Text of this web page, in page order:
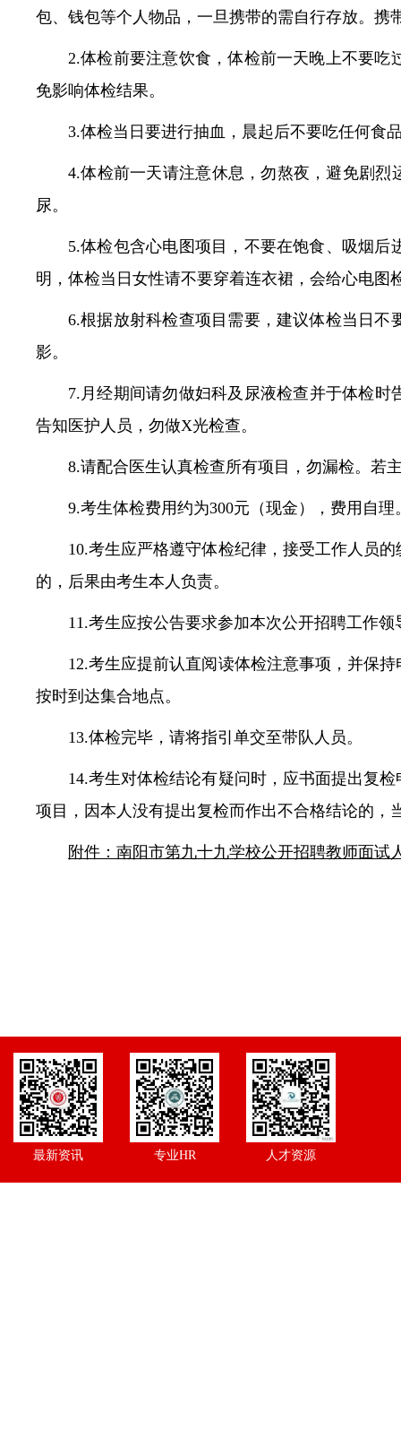
包、钱包等个人物品，一旦携带的需自行存放。
2.体检前要注意饮食，体检前一天晚上不要
免影响体检结果。
3.体检当日要进行抽血，晨起后不要吃任何食
4.体检前一天请注意休息，勿熬夜，避免剧
尿。
5.体检包含心电图项目，不要在饱食、吸烟
明，体检当日女性请不要穿着连衣裙，会给心电图
6.根据放射科检查项目需要，建议体检当日
影。
7.月经期间请勿做妇科及尿液检查并于体检
告知医护人员，勿做X光检查。
8.请配合医生认真检查所有项目，勿漏检。若
9.考生体检费用约为300元（现金），费用自
10.考生应严格遵守体检纪律，接受工作人员
的，后果由考生本人负责。
11.考生应按公告要求参加本次公开招聘工作
12.考生应提前认直阅读体检注意事项，并保
按时到达集合地点。
13.体检完毕，请将指引单交至带队人员。
14.考生对体检结论有疑问时，应书面提出复
项目，因本人没有提出复检而作出不合格结论的，
附件： 南阳市第九十九学校公开招聘教师面试
最新资讯 专业HR 人才资源